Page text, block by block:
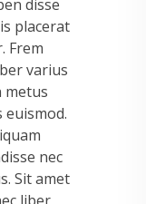
disse
placerat
Frem
varius
metus
euismod.
nec
Sit amet